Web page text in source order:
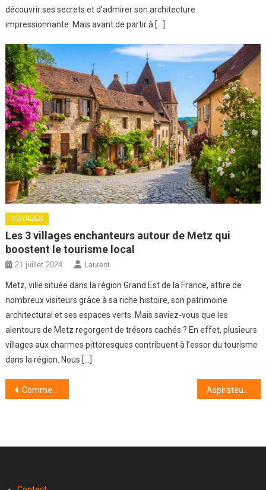
découvrir ses secrets et d’admirer son architecture
impressionnante. Mais avant de partir à […]
VOYAGES
Les 3 villages enchanteurs autour de Metz qui
boostent le tourisme local
21 juillet 2024 Laurent
Metz, ville située dans la région Grand Est de la France, attire de
nombreux visiteurs grâce à sa riche histoire, son patrimoine
architectural et ses espaces verts. Mais saviez-vous que les
alentours de Metz regorgent de trésors cachés ? En effet, plusieurs
villages aux charmes pittoresques contribuent à l’essor du tourisme
dans la région. Nous […]
Navigation
Comment trouver une voiture pas chère à louer ? Aspirateur robot : efficace ou gadget ?